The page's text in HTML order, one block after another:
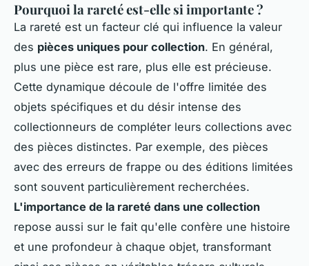
Pourquoi la rareté est-elle si importante ?
La rareté est un facteur clé qui influence la valeur
des pièces uniques pour collection. En général,
plus une pièce est rare, plus elle est précieuse.
Cette dynamique découle de l'offre limitée des
objets spécifiques et du désir intense des
collectionneurs de compléter leurs collections avec
des pièces distinctes. Par exemple, des pièces
avec des erreurs de frappe ou des éditions limitées
sont souvent particulièrement recherchées.
L'importance de la rareté dans une collection
repose aussi sur le fait qu'elle confère une histoire
et une profondeur à chaque objet, transformant